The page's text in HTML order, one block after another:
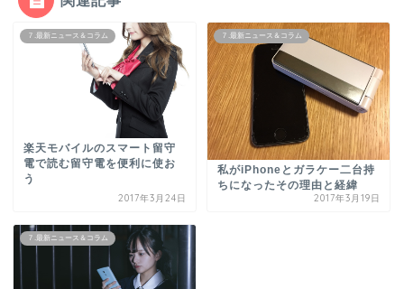
７.最新ニュース＆コラム
楽天モバイルのスマート留守
電で読む留守電を便利に使お
う
2017年3月24日
７.最新ニュース＆コラム
私がiPhoneとガラケー二台持
ちになったその理由と経緯
2017年3月19日
７.最新ニュース＆コラム